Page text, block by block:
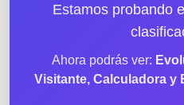
Estamos probando
Ahora podrás ver:
Visitante, Calculadora y